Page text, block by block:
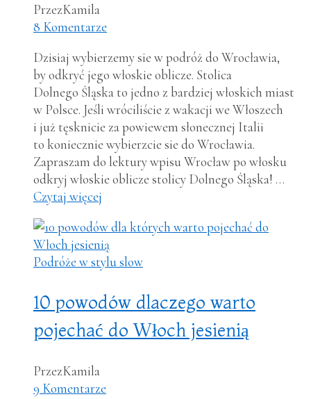
PrzezKamila
8 Komentarze
Dzisiaj wybierzemy sie w podróż do Wrocławia,
by odkryć jego włoskie oblicze. Stolica
Dolnego Śląska to jedno z bardziej włoskich miast
w Polsce. Jeśli wróciliście z wakacji we Włoszech
i już tęsknicie za powiewem słonecznej Italii
to koniecznie wybierzcie sie do Wrocławia.
Zapraszam do lektury wpisu Wrocław po włosku
odkryj włoskie oblicze stolicy Dolnego Śląska! …
Czytaj więcej
Podróże w stylu slow
10 powodów dlaczego warto
pojechać do Włoch jesienią
PrzezKamila
9 Komentarze